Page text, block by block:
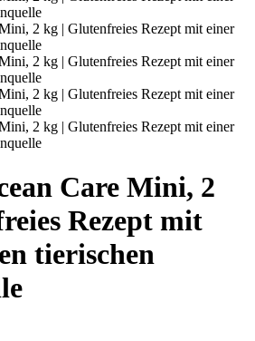
Care Mini, 2
Rezept mit
tierischen